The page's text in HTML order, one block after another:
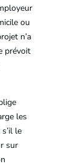
ou
n’a
prévoit
les
le
sur